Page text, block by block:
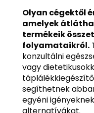
Olyan cégektől
amelyek
termékeik
folyamataikról.
konzultálni
vagy
segíthetnek
egyéni
alternatívákat.